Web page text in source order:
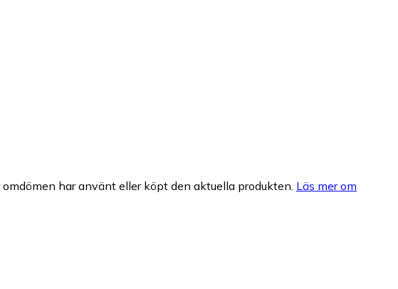
har använt eller köpt den aktuella produkten. Läs mer om